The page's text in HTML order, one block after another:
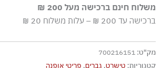
כביסה ידנית בלבד
ללא חומרי הלבנה, ללא השריה
גיהוץ בחום נמוך
אסור לנקות בניקוי יבש כלל
משלוח חינם ברכישה מעל 200 ₪
ברכישה עד 200 ₪ – עלות משלוח 20 ₪
מק"ט: 700216151
קטגוריות: טישרט, גברים, פריטי אופנה